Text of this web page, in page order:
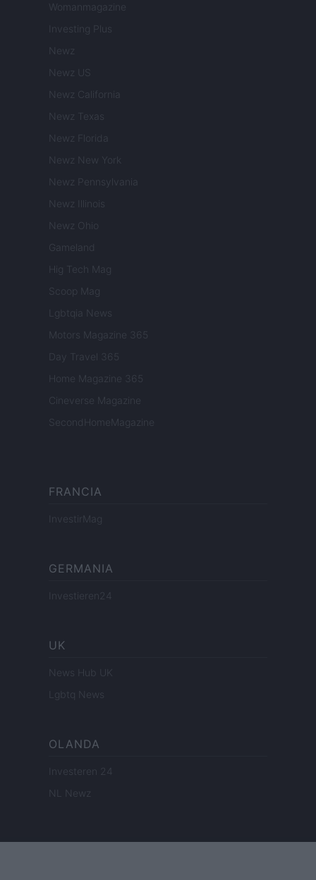
Womanmagazine
Investing Plus
Newz
Newz US
Newz California
Newz Texas
Newz Florida
Newz New York
Newz Pennsylvania
Newz Illinois
Newz Ohio
Gameland
Hig Tech Mag
Scoop Mag
Lgbtqia News
Motors Magazine 365
Day Travel 365
Home Magazine 365
Cineverse Magazine
SecondHomeMagazine
FRANCIA
InvestirMag
GERMANIA
Investieren24
UK
News Hub UK
Lgbtq News
OLANDA
Investeren 24
NL Newz